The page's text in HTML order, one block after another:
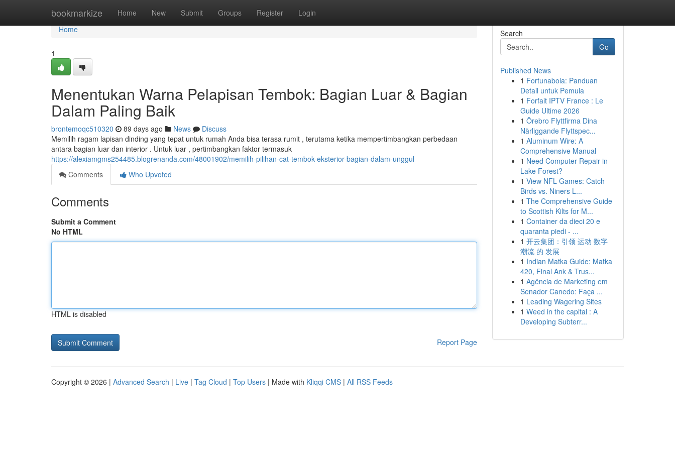
bookmarkize Home New Submit Groups Register Login
Home
Home
1
Menentukan Warna Pelapisan Tembok: Bagian Luar & Bagian
Dalam Paling Baik
brontemoqc510320 89 days ago News
Discuss
Memilih ragam lapisan dinding yang tepat untuk rumah Anda bisa terasa rumit , terutama ketika mempertimbangkan perbedaan
antara bagian luar dan interior . Untuk luar , pertimbangkan faktor termasuk
https://alexiamgms254485.blogrenanda.com/48001902/memilih-pilihan-cat-tembok-eksterior-bagian-dalam-unggul
Comments
Who Upvoted
Comments
Submit a Comment
No HTML
HTML is disabled
Report Page
Search
Go
Published News
1 Fortunabola: Panduan
Detail untuk Pemula
1 Forfait IPTV France : Le
Guide Ultime 2026
1 Örebro Flyttfirma Dina
Närliggande Flyttspec...
1 Aluminum Wire: A
Comprehensive Manual
1 Need Computer Repair in
Lake Forest?
1 View NFL Games: Catch
Birds vs. Niners L...
1 The Comprehensive Guide
to Scottish Kilts for M...
1 Container da dieci 20 e
quaranta piedi - ...
1 开云集团：引领 运动 数字
潮流 的 发展
1 Indian Matka Guide: Matka
420, Final Ank & Trus...
1 Agência de Marketing em
Senador Canedo: Faça ...
1 Leading Wagering Sites
1 Weed in the capital : A
Developing Subterr...
Copyright © 2026 | Advanced Search | Live | Tag Cloud | Top Users | Made with Kliqqi CMS | All RSS Feeds